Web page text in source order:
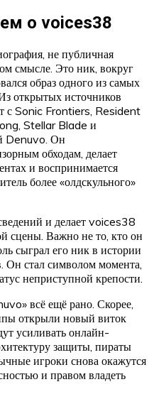
о voices38
не публичная
смысле. Это ник, вокруг
образ одного из самых
открытых источников
с Sonic Frontiers, Resident
Stellar Blade и
Denuvo. Он
обходам, делает
и воспринимается
более «олдскульного»
и делает voices38
сцены. Важно не то, кто он
сыграл его ник в истории
Он стал символом момента,
неприступной крепости.
всё ещё рано. Скорее,
открыли новый виток
усиливать онлайн-
защиты, пираты
игроки снова окажутся
и правом владеть